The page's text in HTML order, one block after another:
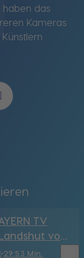
haben das
Kameras
29:53 Min.
TV
vom